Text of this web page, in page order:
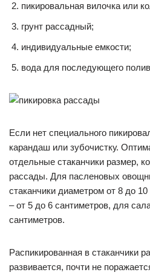
пикировальная вилочка или
грунт рассадный;
индивидуальные емкости;
вода для последующего
Если нет специального
карандаш или зубочистку.
отдельные стаканчики размер,
рассады. Для пасленовых
стаканчики диаметром от 8 до
– от 5 до 6 сантиметров, для
сантиметров.
Распикированная в стаканчики
развивается, почти не